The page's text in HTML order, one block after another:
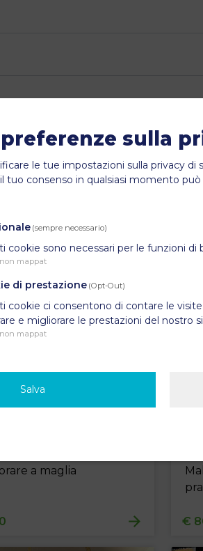
a maglia
€
sulla
le tue impostazioni sulla privacy di
tuo consenso in qualsiasi momento
(sempre necessario)
cookie sono necessari per le funzioni di
non mappat
di prestazione (Opt-Out)
cookie ci consentono di contare le
e migliorare le prestazioni del nostro
non mappat
Salva